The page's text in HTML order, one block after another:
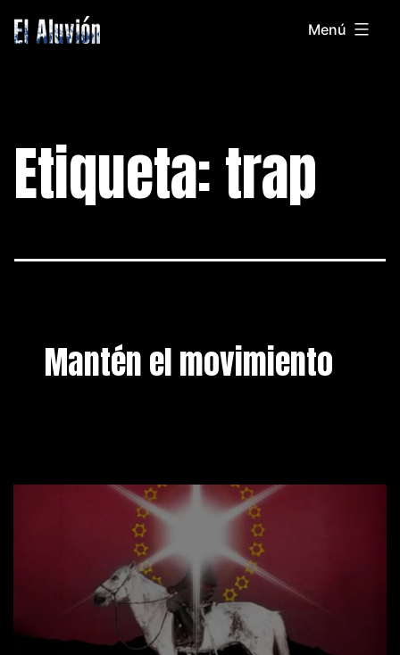
Saltar
El
Menú
Etiqueta:trap
Mantén el movimiento